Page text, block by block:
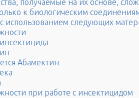
получаемые на их основе,
к биологическим
с использованием следующих
Абамектин
при работе с инсектицидом